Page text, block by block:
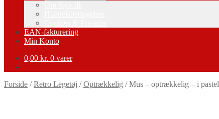
EAN-fakturering
Min Konto
0,00 kr. 0 varer
Forside /Retro Legetøj /Optrækkelig /Mus – optrækkelig – i
-25%